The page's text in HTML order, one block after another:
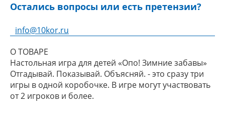
Остались вопросы или есть претензии?
info@10kor.ru
О ТОВАРЕ
Настольная игра для детей «Опо! Зимние забавы»
Отгадывай. Показывай. Объясняй. - это сразу три
игры в одной коробочке. В игре могут участвовать
от 2 игроков и более.